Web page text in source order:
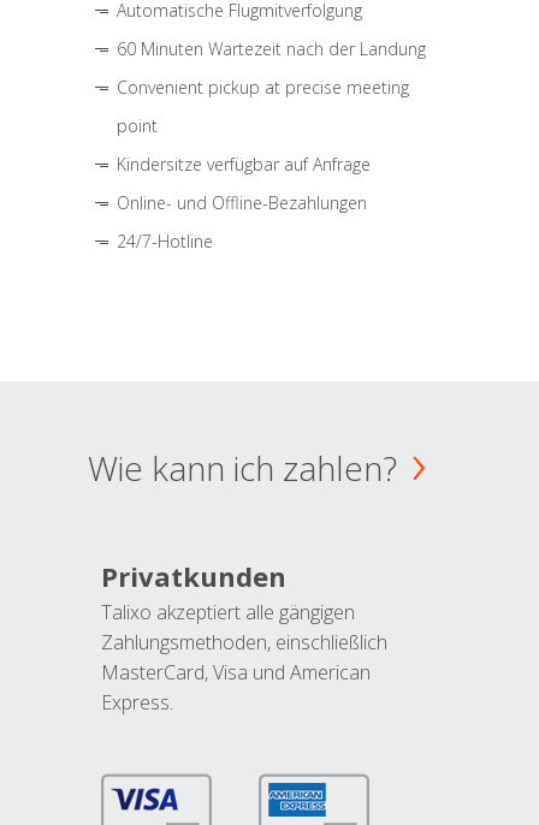
Automatische Flugmitverfolgung
60 Minuten Wartezeit nach der Landung
Convenient pickup at precise meeting
point
Kindersitze verfügbar auf Anfrage
Online- und Offline-Bezahlungen
24/7-Hotline
Wie kann ich zahlen?
Privatkunden
Talixo akzeptiert alle gängigen
Zahlungsmethoden, einschließlich
MasterCard, Visa und American
Express.